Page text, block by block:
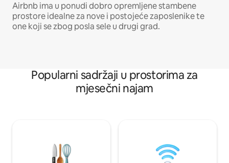
Airbnb ima u ponudi dobro opremljene stambene
prostore idealne za nove i postojeće zaposlenike te
one koji se zbog posla sele u drugi grad.
Popularni sadržaji u prostorima za
mjesečni najam